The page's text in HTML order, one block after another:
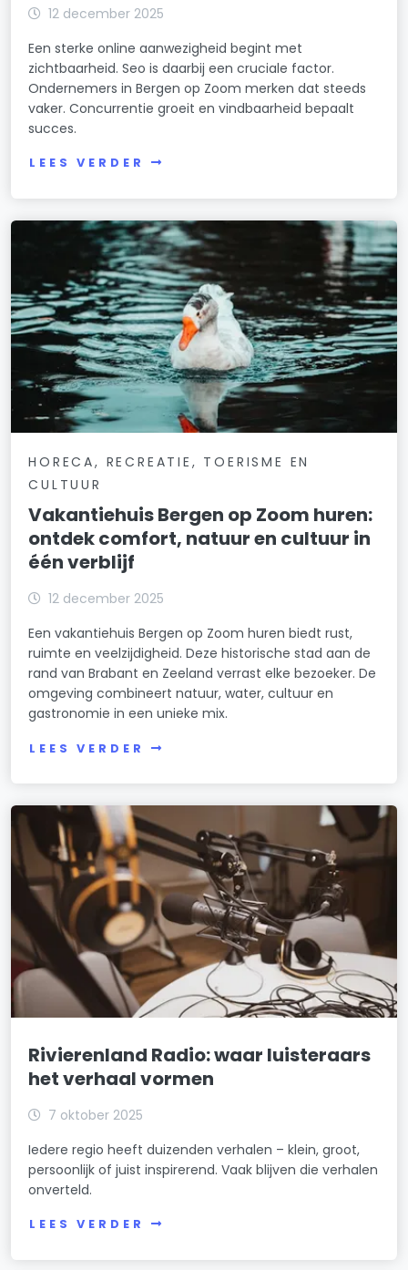
12 december 2025
Een sterke online aanwezigheid begint met
zichtbaarheid. Seo is daarbij een cruciale factor.
Ondernemers in Bergen op Zoom merken dat steeds
vaker. Concurrentie groeit en vindbaarheid bepaalt
succes.
LEES VERDER
HORECA, RECREATIE, TOERISME EN
CULTUUR
Vakantiehuis Bergen op Zoom huren:
ontdek comfort, natuur en cultuur in
één verblijf
12 december 2025
Een vakantiehuis Bergen op Zoom huren biedt rust,
ruimte en veelzijdigheid. Deze historische stad aan de
rand van Brabant en Zeeland verrast elke bezoeker. De
omgeving combineert natuur, water, cultuur en
gastronomie in een unieke mix.
LEES VERDER
Rivierenland Radio: waar luisteraars
het verhaal vormen
7 oktober 2025
Iedere regio heeft duizenden verhalen – klein, groot,
persoonlijk of juist inspirerend. Vaak blijven die verhalen
onverteld.
LEES VERDER